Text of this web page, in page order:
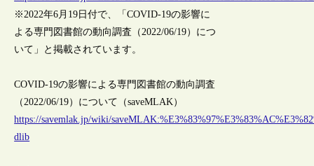
※2022年6月19日付で、「COVID-19の影響に
よる専門図書館の動向調査（2022/06/19）につ
いて」と掲載されています。
COVID-19の影響による専門図書館の動向調査
（2022/06/19）について（saveMLAK）
https://savemlak.jp/wiki/
dlib